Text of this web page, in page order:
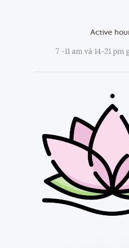
Active
7 -11 am và 14-21 pm